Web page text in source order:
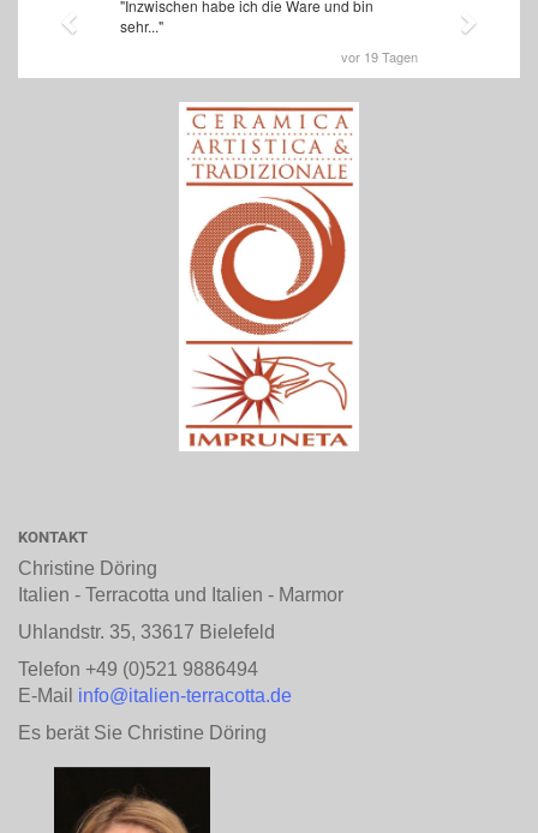
KONTAKT
Christine Döring
Italien - Terracotta und Italien - Marmor
Uhlandstr. 35, 33617 Bielefeld
Telefon +49 (0)521 9886494
E-Mail info@italien-terracotta.de
Es berät Sie Christine Döring